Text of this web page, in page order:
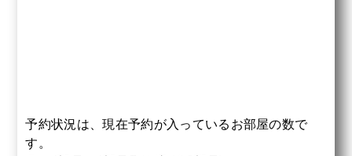
予約状況は、現在予約が入っているお部屋の数で
す。